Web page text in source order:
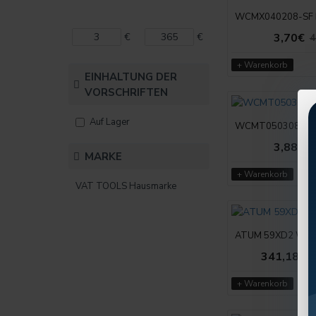
€ €
MARKE
VAT TOOLS Hausmarke
EINHALTUNG DER
VORSCHRIFTEN
Auf Lager
WCMX040208-SF
3,70€
+ Warenkorb
WCMT050308-SF
3,88€
+ Warenkorb
ATUM 59XD2
341,18€
+ Warenkorb